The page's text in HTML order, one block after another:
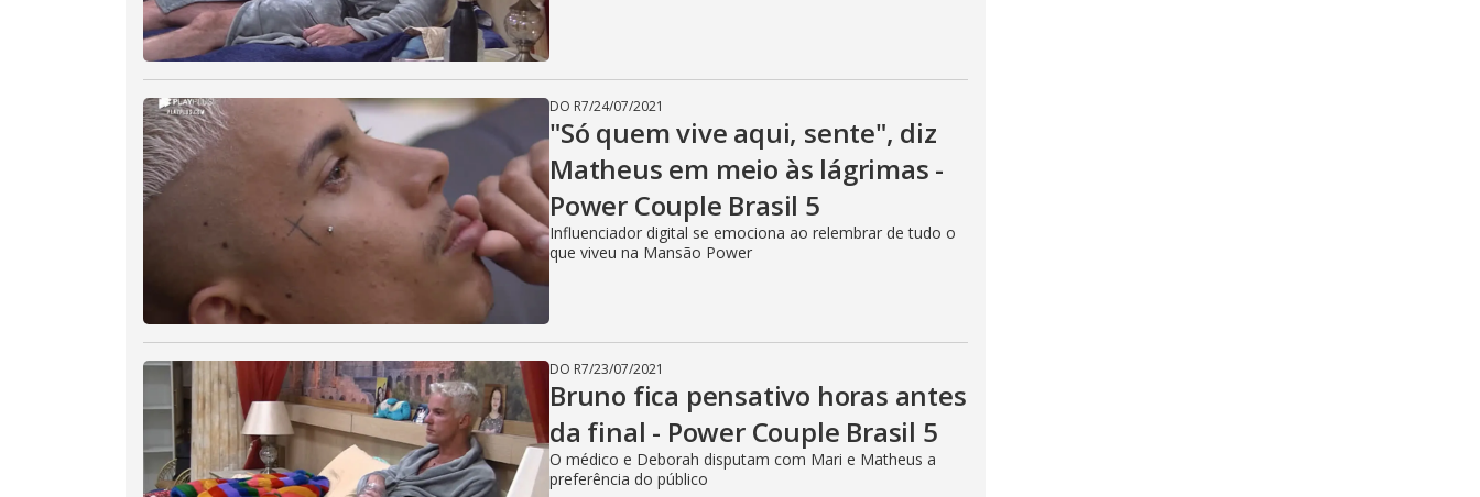
DO R7/24/07/2021
"Só quem vive aqui, sente", diz
Matheus em meio às lágrimas -
Power Couple Brasil 5
Influenciador digital se emociona ao relembrar de tudo o
que viveu na Mansão Power
DO R7/23/07/2021
Bruno fica pensativo horas antes
da final - Power Couple Brasil 5
O médico e Deborah disputam com Mari e Matheus a
preferência do público